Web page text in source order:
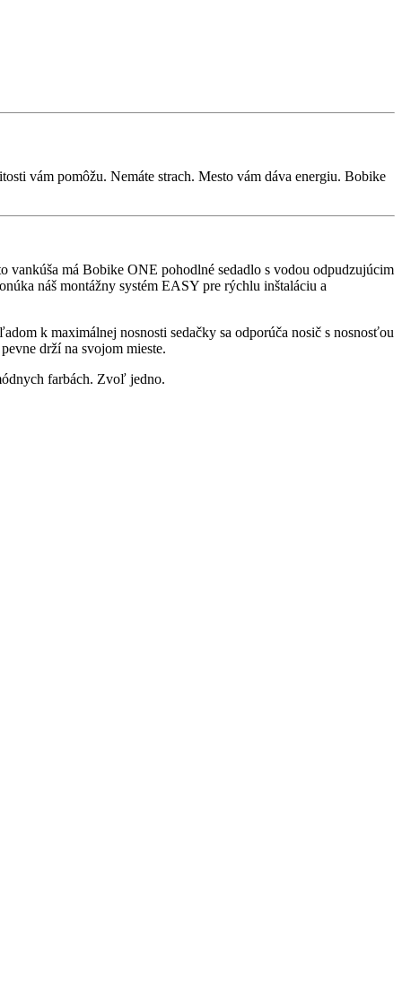
vám pomôžu. Nemáte strach. Mesto vám dáva energiu. Bobike
má Bobike ONE pohodlné sedadlo s vodou odpudzujúcim
náš montážny systém EASY pre rýchlu inštaláciu a
k maximálnej nosnosti sedačky sa odporúča nosič s nosnosťou
drží na svojom mieste.
farbách. Zvoľ jedno.